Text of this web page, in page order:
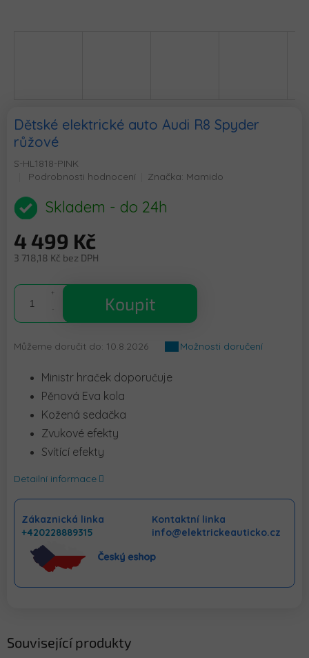
Dětské elektrické auto Audi R8 Spyder
růžové
S-HL1818-PINK
Průměrné
produktu
je
z
5
Podrobnosti hodnocení Značka: Mamido
Skladem - do 24h
4 499 Kč
3 718,18 Kč bez DPH
cena:
Koupit
Můžeme doručit do: 10.8.2026 Možnosti doručení
Ministr hraček doporučuje
Pěnová Eva kola
Kožená sedačka
Zvukové efekty
Svítící efekty
Detailní informace
Zákaznická linka
+420228889315
Kontaktní linka
info@elektrickeauticko.cz
Související produkty